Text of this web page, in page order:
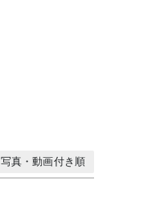
写真・動画付き順